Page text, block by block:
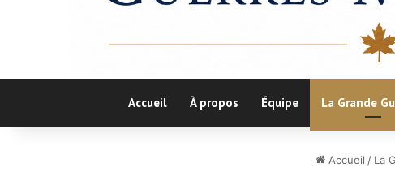
Accueil À propos Équipe La Grande
Accueil / La